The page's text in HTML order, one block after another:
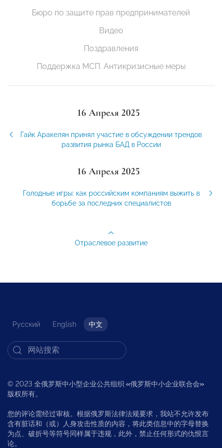
Бюро по защите прав предпринимателей
Видео
Поздравления
Поддержка МСП. Антикризисные меры
16 Апреля 2025
Гайк Аракелян принял участие в обсуждении трендов
развития рынка БАД в России
16 Апреля 2025
Голодные игры: как российским компаниям выжить в
борьбе за последних специалистов
Отраслевое развитие
Русский English 中文
© 2023 全俄罗斯中小型企业公共组织 «俄罗斯中小企业联合会»
版权所有。
您的评论需经过审核。根据俄罗斯法律法规要求，我站不允许发布
含有脏话和（或）人身攻击性质的内容，将此类信息中的字母替换
为点、破折号等符号同样属于违规，此外，禁止任何形式的仇恨言
论。